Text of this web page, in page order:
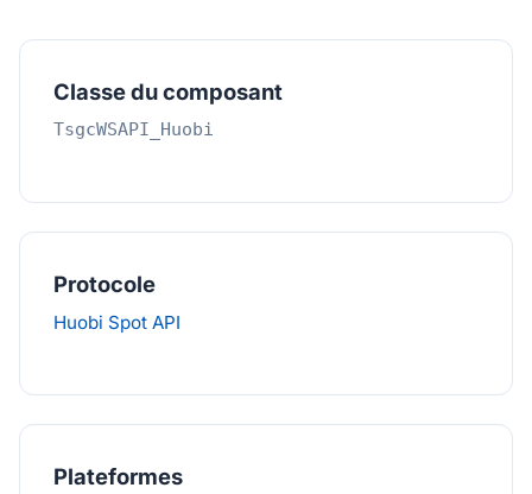
Classe du composant
TsgcWSAPI_Huobi
Protocole
Huobi Spot API
Plateformes